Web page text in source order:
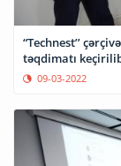
“Technest’’
təqdimatı
09-03-2022